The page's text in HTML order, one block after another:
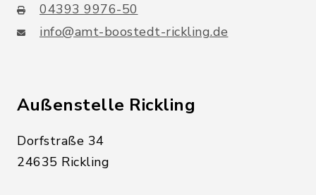
04393 9976-50
info@amt-boostedt-rickling.de
Außenstelle Rickling
Dorfstraße 34
24635 Rickling